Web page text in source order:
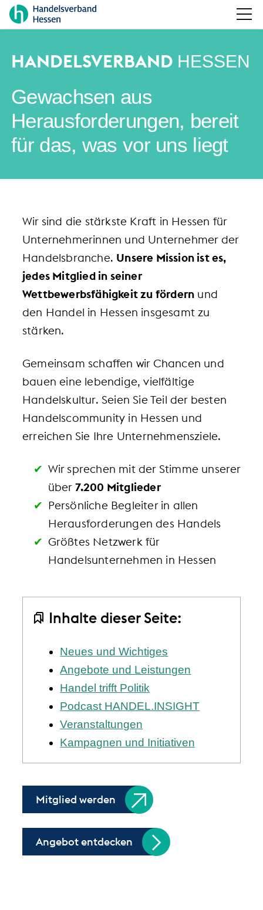
HANDELSVERBAND HESSEN
Gewachsen aus
Herausforderungen, bereit
für das, was vor uns liegt
Wir sind die stärkste Kraft in Hessen für
Unternehmerinnen und Unternehmer der
Handelsbranche. Unsere Mission ist es,
jedes Mitglied in seiner
Wettbewerbsfähigkeit zu fördern und
den Handel in Hessen insgesamt zu
stärken.
Gemeinsam schaffen wir Chancen und
bauen eine lebendige, vielfältige
Handelskultur. Seien Sie Teil der besten
Handelscommunity in Hessen und
erreichen Sie Ihre Unternehmensziele.
Wir sprechen mit der Stimme unserer
über 7.200 Mitglieder
Persönliche Begleiter in allen
Herausforderungen des Handels
Größtes Netzwerk für
Handelsunternehmen in Hessen
Inhalte dieser Seite:
Neues und Wichtiges
Angebote und Leistungen
Handel trifft Politik
Podcast HANDEL.INSIGHT
Veranstaltungen
Kampagnen und Initiativen
Mitglied werden
Angebot entdecken